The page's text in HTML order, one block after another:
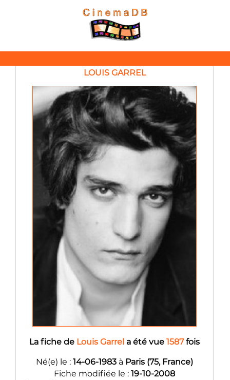
LOUIS GARREL
La fiche de Louis Garrel a été vue 1587fois
Né(e) le : 14-06-1983 à Paris (75, France)
Fiche modifiée le : 19-10-2008